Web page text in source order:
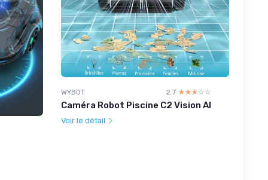
WYBOT 2.7 ☆☆☆☆☆
★★★★★
Caméra Robot Piscine C2 Vision AI
Voir le détail